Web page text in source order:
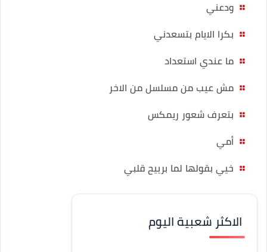
ودعني
بكرا الايام بتسعدني
ما عندي استعداد
مش عيب من مسلسل من الاخر
بتعرف شعور ريمكس
أمي
خيي بقولها لما برييح قلبي
الاكثر شعبية اليوم